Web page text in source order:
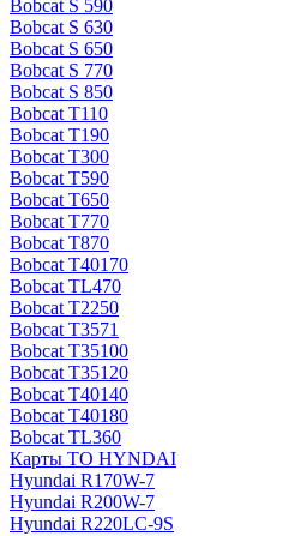
Bobcat S 590
Bobcat S 630
Bobcat S 650
Bobcat S 770
Bobcat S 850
Bobcat T110
Bobcat T190
Bobcat T300
Bobcat T590
Bobcat T650
Bobcat T770
Bobcat T870
Bobcat T40170
Bobcat TL470
Bobcat Т2250
Bobcat Т3571
Bobcat Т35100
Bobcat Т35120
Bobcat Т40140
Bobcat Т40180
Bobcat ТL360
Карты ТО HYNDAI
Hyundai R170W-7
Hyundai R200W-7
Hyundai R220LC-9S